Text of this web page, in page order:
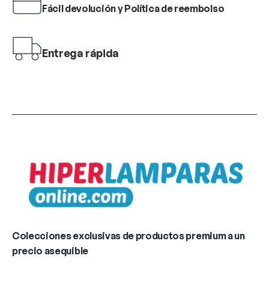
Fácil devolución y Política de reembolso
Entrega rápida
Colecciones exclusivas de productos premium a un
precio asequible